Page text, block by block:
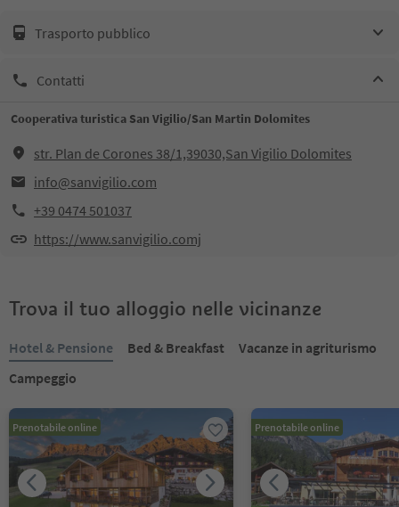
Trasporto pubblico
Contatti
Cooperativa turistica San Vigilio/San Martin Dolomites
str. Plan de Corones 38/1,39030,San Vigilio Dolomites
info@sanvigilio.com
+39 0474 501037
https://www.sanvigilio.comj
Trova il tuo alloggio nelle vicinanze
Hotel & Pensione Bed & Breakfast
Vacanze in agriturismo
Campeggio
Prenotabile online Prenotabile online